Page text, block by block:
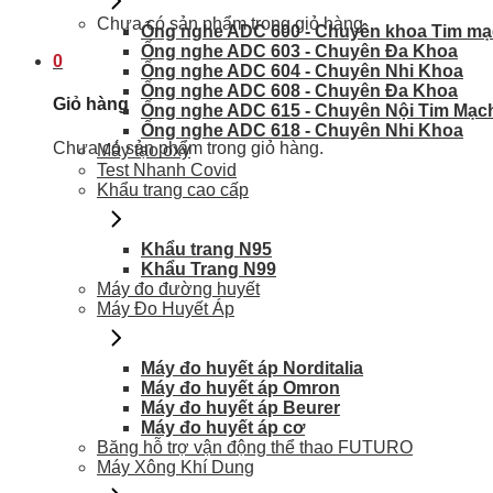
Chưa có sản phẩm trong giỏ hàng.
0
Giỏ hàng
Chưa có sản phẩm trong giỏ hàng.
Ống nghe ADC 600 - Chuyên khoa Tim
Ống nghe ADC 603 - Chuyên Đa Khoa
Ống nghe ADC 604 - Chuyên Nhi Khoa
Ống nghe ADC 608 - Chuyên Đa Khoa
Ống nghe ADC 615 - Chuyên Nội Tim
Ống nghe ADC 618 - Chuyên Nhi Khoa
Máy tạo oxy
Test Nhanh Covid
Khẩu trang cao cấp
Khẩu trang N95
Khẩu Trang N99
Máy đo đường huyết
Máy Đo Huyết Áp
Máy đo huyết áp Norditalia
Máy đo huyết áp Omron
Máy đo huyết áp Beurer
Máy đo huyết áp cơ
Băng hỗ trợ vận động thể thao FUTURO
Máy Xông Khí Dung